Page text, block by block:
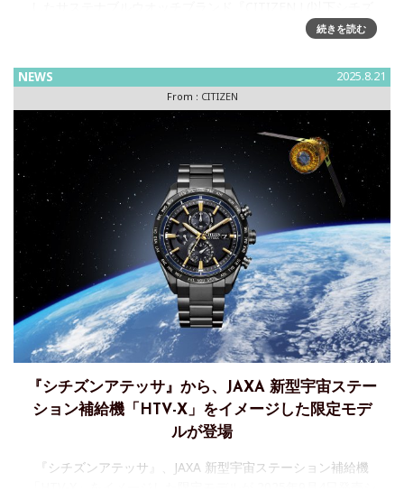
ン エル)』から、水をテーマにした限定2モデル【希望小
続きを読む
NEWS 2025.8.21
From : CITIZEN
『シチズンアテッサ』から、JAXA 新型宇宙ステー
ション補給機「HTV-X」をイメージした限定モデ
ルが登場
『シチズンアテッサ』、JAXA 新型宇宙ステーション補給機